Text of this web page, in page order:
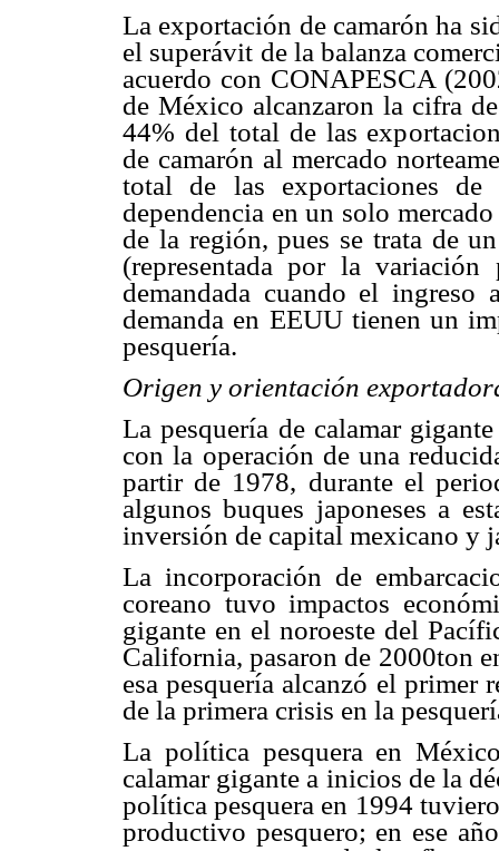
La exportación de camarón ha
el superávit de la balanza
acuerdo con CONAPESCA
de México alcanzaron la cifra
44% del total de las
de camarón al mercado
total de las exportaciones
dependencia en un solo
de la región, pues se trata de
(representada por la variación
demandada cuando el
demanda en EEUU tienen un
pesquería.
Origen y orientación
La pesquería de calamar
con la operación de una
partir de 1978, durante el
algunos buques japoneses a
inversión de capital mexicano y
La incorporación de
coreano tuvo impactos
gigante en el noroeste del
California, pasaron de 2000ton
esa pesquería alcanzó el primer
de la primera crisis en la
La política pesquera en
calamar gigante a inicios de la
política pesquera en 1994
productivo pesquero; en ese